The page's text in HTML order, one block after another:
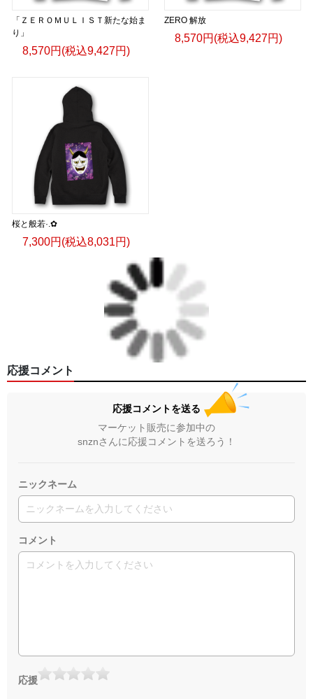
「ＺＥＲＯＭＵＬＩＳＴ新たな始ま
り」
8,570円(税込9,427円)
ZERO 解放
8,570円(税込9,427円)
桜と般若·.✿
7,300円(税込8,031円)
応援コメント
応援コメントを送る
マーケット販売に参加中の
snznさんに応援コメントを送ろう！
ニックネーム
コメント
応援